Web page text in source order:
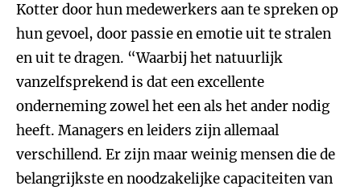
Kotter door hun medewerkers aan te spreken op
hun gevoel, door passie en emotie uit te stralen
en uit te dragen. “Waarbij het natuurlijk
vanzelfsprekend is dat een excellente
onderneming zowel het een als het ander nodig
heeft. Managers en leiders zijn allemaal
verschillend. Er zijn maar weinig mensen die de
belangrijkste en noodzakelijke capaciteiten van